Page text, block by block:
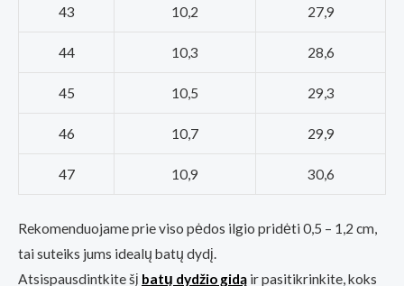
43 10,2 27,9
44 10,3 28,6
45 10,5 29,3
46 10,7 29,9
47 10,9 30,6
Rekomenduojame prie viso pėdos ilgio pridėti 0,5 – 1,2 cm,
tai suteiks jums idealų batų dydį.
Atsispausdintkite šį batų dydžio gidą ir pasitikrinkite, koks